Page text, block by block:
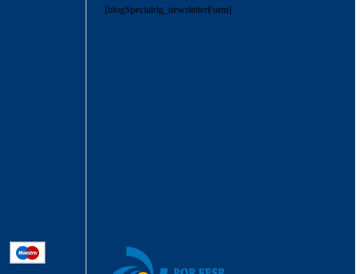
[blogSpecialrig_newsletterForm]